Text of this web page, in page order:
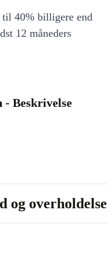
til 40% billigere end
12 måneders
Beskrivelse
og overholdelse